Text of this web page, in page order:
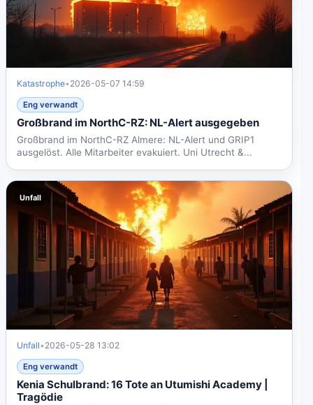
Katastrophe• 2026-05-07 14:59
Eng verwandt
Großbrand im NorthC-RZ: NL-Alert ausgegeben
Großbrand im NorthC-RZ Almere: NL-Alert und GRIP1
ausgelöst. Alle Mitarbeiter evakuiert. Uni Utrecht &...
Unfall
Unfall• 2026-05-28 13:02
Eng verwandt
Kenia Schulbrand: 16 Tote an Utumishi Academy |
Tragödie